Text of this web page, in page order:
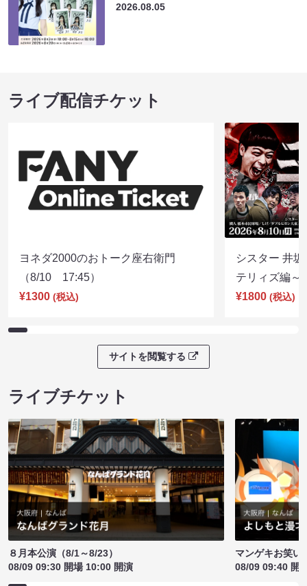
2026.08.05
ライブ配信チケット
ヨネダ2000のおトーク座右衛門
（8/10 17:45）
¥1300 (税込)
シスター 井
テリィズ編
¥1800 (税込)
サイトを閲覧する
ライブチケット
８月本公演（8/1～8/23）
08/09 09:30 開場 10:00 開演
マンゲキお笑い
08/09 09:40 開